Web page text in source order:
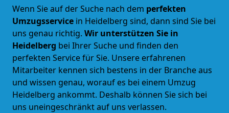
Wenn Sie auf der Suche nach dem perfekten
Umzugsservice in Heidelberg sind, dann sind Sie bei
uns genau richtig. Wir unterstützen Sie in
Heidelberg bei Ihrer Suche und finden den
perfekten Service für Sie. Unsere erfahrenen
Mitarbeiter kennen sich bestens in der Branche aus
und wissen genau, worauf es bei einem Umzug
Heidelberg ankommt. Deshalb können Sie sich bei
uns uneingeschränkt auf uns verlassen.